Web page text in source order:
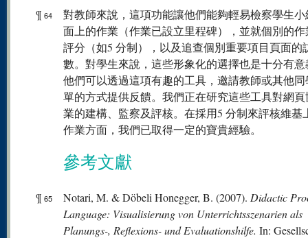
¶ 64
對教師來說，這項功能讓他們能夠輕易檢察學生
面上的作業（作業已設立里程碑），並就個別的
評分（如5 分制），以及追查個別重要項目頁面的
數。對學生來說，這些形象化的選擇也是十分有
他們可以透過這項有趣的工具，邀請教師或其他
單的方式提供反饋。我們正在研究這些工具對網
業的建構、監察及評核。在採用5 分制來評核維基
作業方面，我們已取得一定的寶貴經驗。
參考文獻
¶ 65 Notari, M. & Döbeli Honegger, B. (2007). Didactic
Language: Visualisierung von Unterrichtsszenarien als
Planungs-, Reflexions- und Evaluationshilfe. In: